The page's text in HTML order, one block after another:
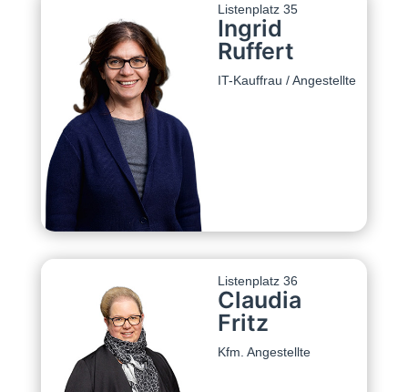
Listenplatz 35
Ingrid
Ruffert
IT-Kauffrau / Angestellte
Listenplatz 36
Claudia
Fritz
Kfm. Angestellte